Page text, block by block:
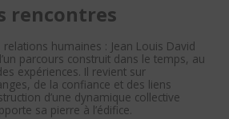
rencontres
humaines : Jean Louis David
parcours construit dans le temps, au
expériences. Il revient sur
de la confiance et des liens
d’une dynamique collective
sa pierre à l’édifice.